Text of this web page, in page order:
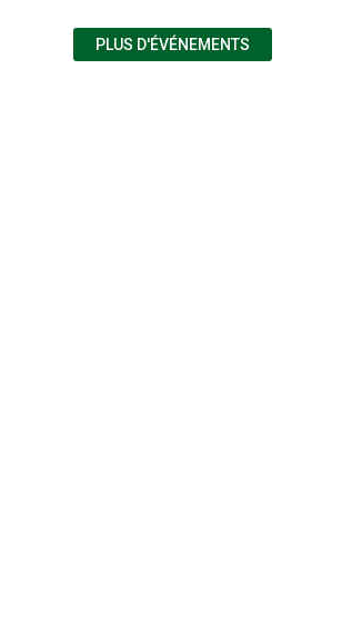
PLUS D'ÉVÉNEMENTS